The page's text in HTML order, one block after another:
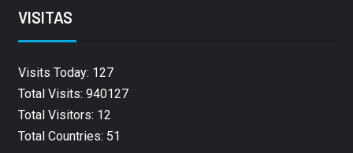
VISITAS
Visits Today: 127
Total Visits: 940127
Total Visitors: 12
Total Countries: 51